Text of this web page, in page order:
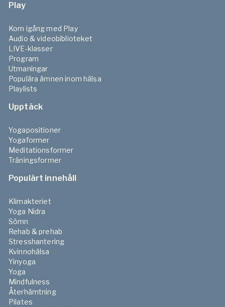
Play
Kom igång med Play
Audio & videobiblioteket
LIVE-klasser
Program
Utmaningar
Populära ämnen inom hälsa
Playlists
Upptäck
Yogapositioner
Yogaformer
Meditationsformer
Träningsformer
Populärt innehåll
Klimakteriet
Yoga Nidra
Sömn
Rehab & prehab
Stresshantering
Kvinnohälsa
Yinyoga
Yoga
Mindfulness
Återhämtning
Pilates